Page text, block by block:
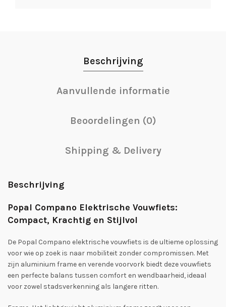
Beschrijving
Aanvullende informatie
Beoordelingen (0)
Shipping & Delivery
Beschrijving
Popal Compano Elektrische Vouwfiets:
Compact, Krachtig en Stijlvol
De Popal Compano elektrische vouwfiets is de ultieme oplossing
voor wie op zoek is naar mobiliteit zonder compromissen. Met
zijn aluminium frame en verende voorvork biedt deze vouwfiets
een perfecte balans tussen comfort en wendbaarheid, ideaal
voor zowel stadsverkenning als langere ritten.